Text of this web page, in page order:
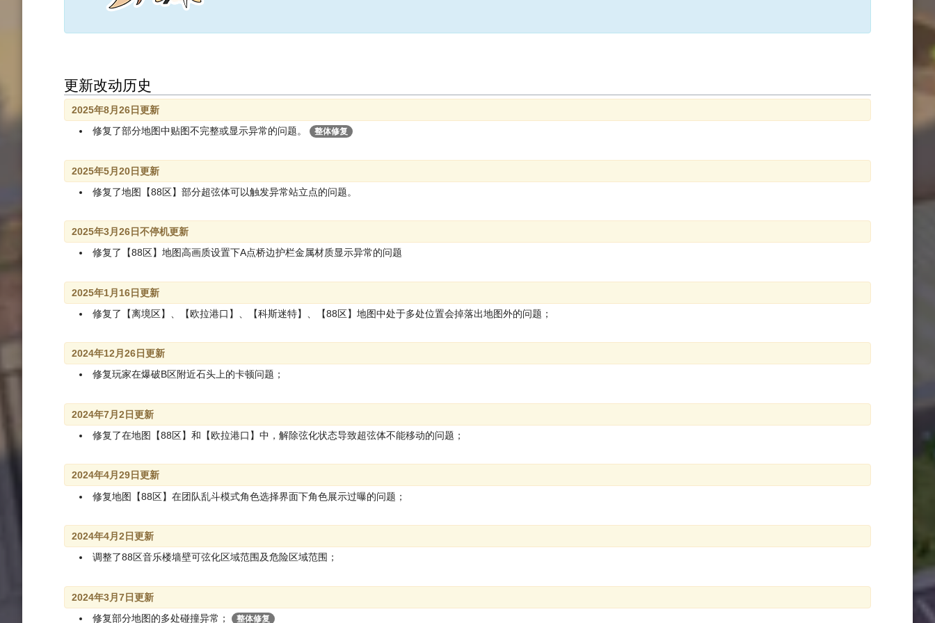
更新改动历史
2025年8月26日更新
修复了部分地图中贴图不完整或显示异常的问题。
整体修复
2025年5月20日更新
修复了地图【88区】部分超弦体可以触发异常站立点的问题。
2025年3月26日不停机更新
修复了【88区】地图高画质设置下A点桥边护栏金属材质显示异常的问题
2025年1月16日更新
修复了【离境区】、【欧拉港口】、【科斯迷特】、【88区】地图中处于多处位置会掉落出地图外的问题；
2024年12月26日更新
修复玩家在爆破B区附近石头上的卡顿问题；
2024年7月2日更新
修复了在地图【88区】和【欧拉港口】中，解除弦化状态导致超弦体不能移动的问题；
2024年4月29日更新
修复地图【88区】在团队乱斗模式角色选择界面下角色展示过曝的问题；
2024年4月2日更新
调整了88区音乐楼墙壁可弦化区域范围及危险区域范围；
2024年3月7日更新
修复部分地图的多处碰撞异常；
整体修复